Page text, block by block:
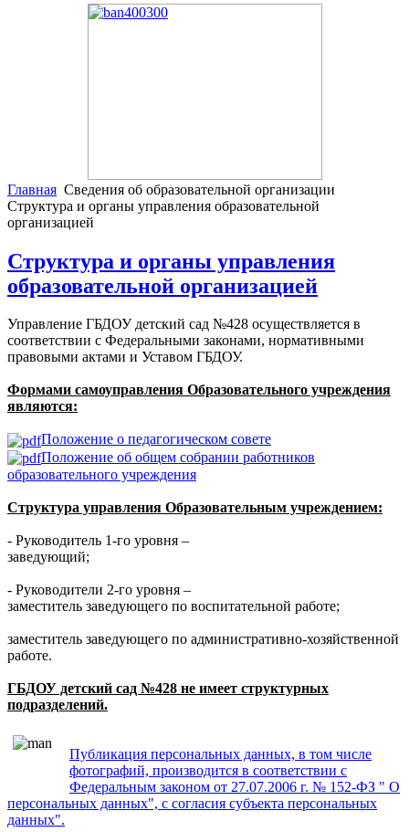
Главная Сведения об образовательной организации
Структура и органы управления образовательной
организацией
Структура и органы управления
образовательной организацией
Управление ГБДОУ детский сад №428 осуществляется в
соответствии с Федеральными законами, нормативными
правовыми актами и Уставом ГБДОУ.
Формами самоуправления Образовательного учреждения
являются:
Положение о педагогическом совете
Положение об общем собрании работников
образовательного учреждения
Структура управления Образовательным учреждением:
- Руководитель 1-го уровня –
заведующий;
- Руководители 2-го уровня –
заместитель заведующего по воспитательной работе;
заместитель заведующего по административно-хозяйственной
работе.
ГБДОУ детский сад №428 не имеет структурных
подразделений.
Публикация персональных данных, в том числе
фотографий, производится в соответствии с
Федеральным законом от 27.07.2006 г. № 152-ФЗ " О
персональных данных", с согласия субъекта персональных
данных".